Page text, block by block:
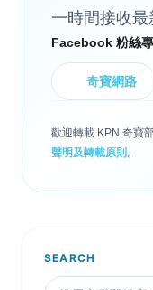
一時間接收最
Facebook 粉絲專
奇寶網路
歡迎轉載 KPN 奇寶
聲明及轉載原則 。
SEARCH